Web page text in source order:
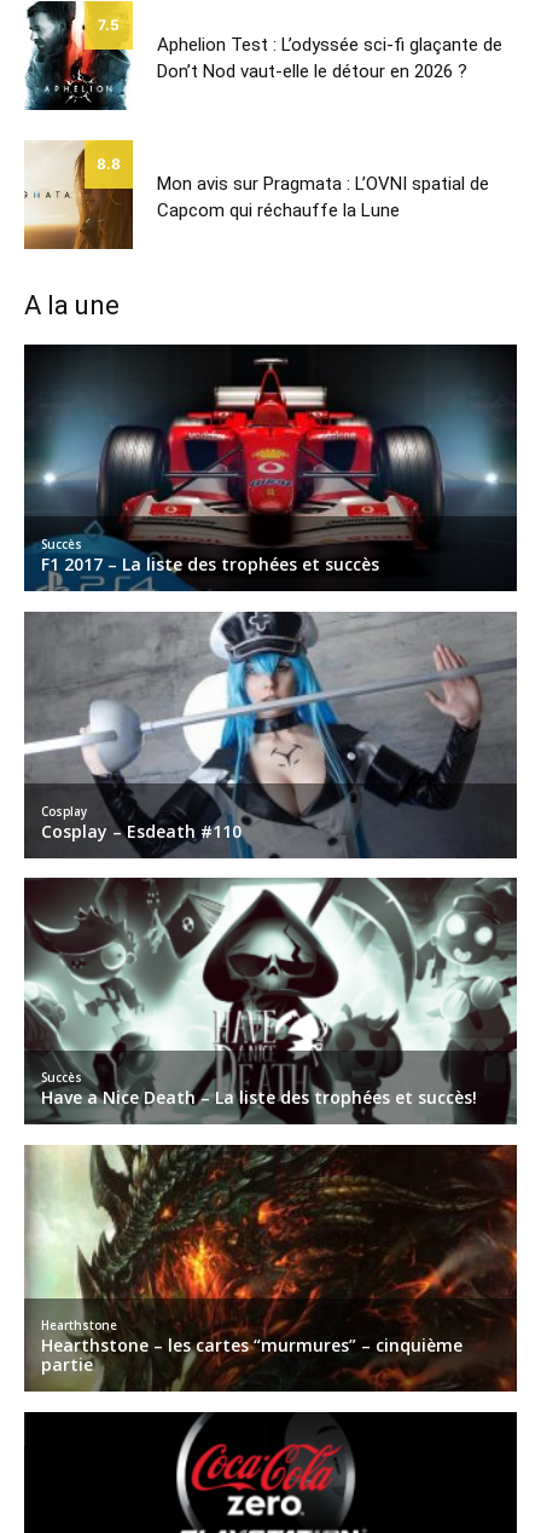
7.5
Aphelion Test : L’odyssée sci-fi glaçante de
Don’t Nod vaut-elle le détour en 2026 ?
8.8
Mon avis sur Pragmata : L’OVNI spatial de
Capcom qui réchauffe la Lune
A la une